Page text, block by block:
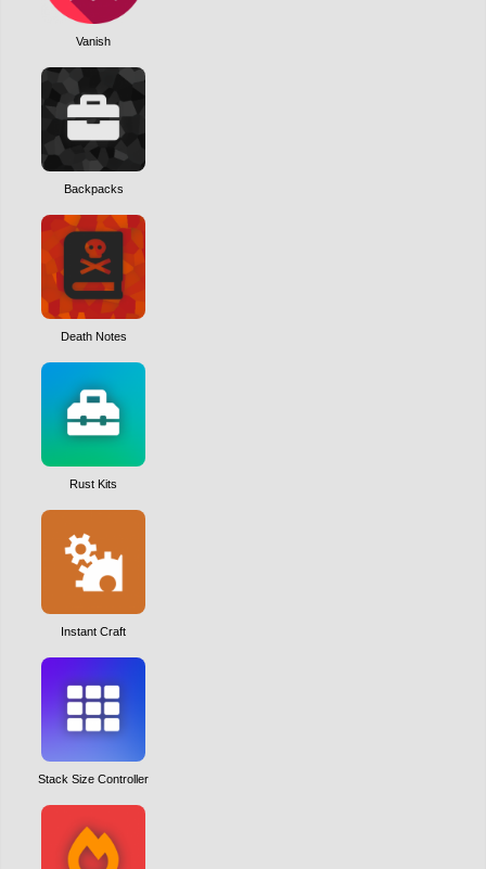
Vanish
Backpacks
Death Notes
Rust Kits
Instant Craft
Stack Size Controller